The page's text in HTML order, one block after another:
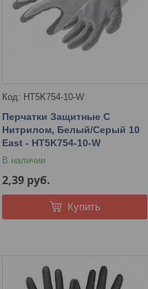
HT5K754-10-W
Перчатки Защитные С
Нитрилом, Белый/Серый 10
East - HT5K754-10-W
В наличии
2,39 руб.
Купить